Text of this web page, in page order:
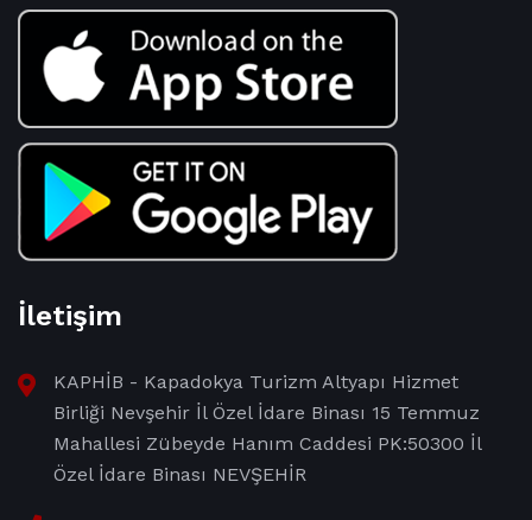
İletişim
KAPHİB - Kapadokya Turizm Altyapı Hizmet
Birliği Nevşehir İl Özel İdare Binası 15 Temmuz
Mahallesi Zübeyde Hanım Caddesi PK:50300 İl
Özel İdare Binası NEVŞEHİR